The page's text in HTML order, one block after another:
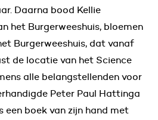
Daarna bood Kellie
het Burgerweeshuis, bloemen
Burgerweeshuis, dat vanaf
de locatie van het Science
alle belangstellenden voor
Peter Paul Hattinga
een boek van zijn hand met